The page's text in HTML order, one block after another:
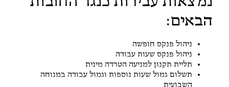
הבאים:
ניהול פנקס חופשה
ניהול פנקס שעות עבודה
תליית תקנון למניעה הטרדה מינית
תשלום גמול שעות נוספות וגמול עבודה במנוחה
השבועית